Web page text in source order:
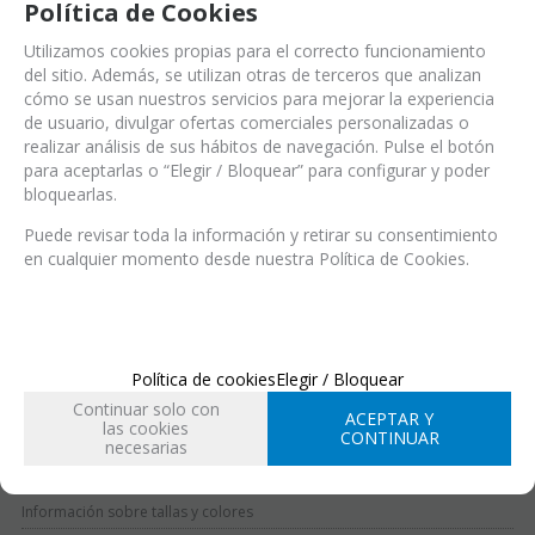
Ref.:SEN00233445 (Ref.)
SEN00233445 (EAN-13)
Modelo Ajax
39
Información sobre tallas y colores
Política de Cookies
Utilizamos cookies propias para el correcto funcionamiento
del sitio. Además, se utilizan otras de terceros que analizan
cómo se usan nuestros servicios para mejorar la experiencia
de usuario, divulgar ofertas comerciales personalizadas o
realizar análisis de sus hábitos de navegación. Pulse el botón
para aceptarlas o “Elegir / Bloquear” para configurar y poder
bloquearlas.
Puede revisar toda la información y retirar su consentimiento
en cualquier momento desde nuestra Política de Cookies.
Política de cookiesElegir / Bloquear
Continuar solo con
las cookies
necesarias
ACEPTAR Y
CONTINUAR